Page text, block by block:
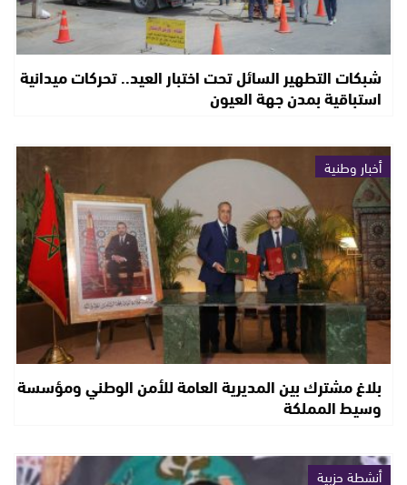
شبكات التطهير السائل تحت اختبار العيد.. تحركات ميدانية
استباقية بمدن جهة العيون
أخبار وطنية
بلاغ مشترك بين المديرية العامة للأمن الوطني ومؤسسة
وسيط المملكة
أنشطة حزبية